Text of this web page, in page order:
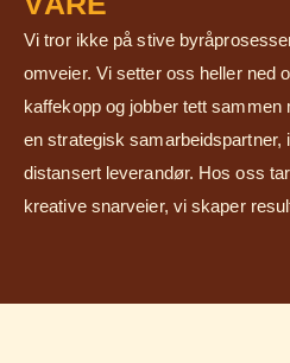
Vi tror ikke på stive
omveier. Vi setter oss heller ned
kaffekopp og jobber tett sammen
en strategisk samarbeidspartner,
distansert leverandør. Hos oss
kreative snarveier, vi skaper